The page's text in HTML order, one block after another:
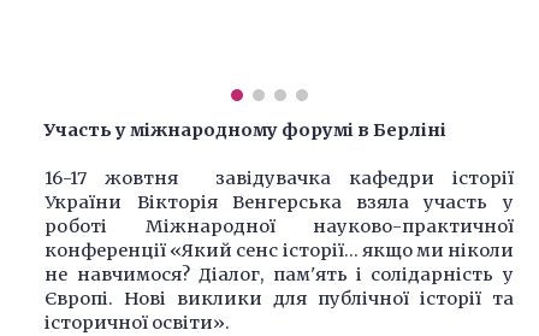
Участь у міжнародному форумі в Берліні
16-17 жовтня завідувачка кафедри історії
України Вікторія Венгерська взяла участь у
роботі Міжнародної науково-практичної
конференції «Який сенс історії... якщо ми ніколи
не навчимося? Діалог, пам'ять і солідарність у
Європі. Нові виклики для публічної історії та
історичної освіти».